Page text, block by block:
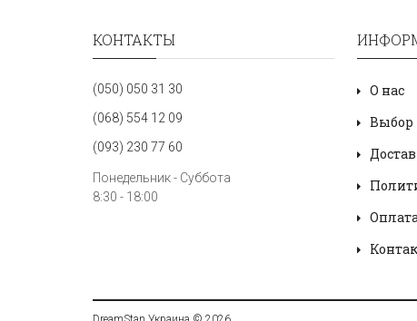
КОНТАКТЫ
(050) 050 31 30
(068) 554 12 09
(093) 230 77 60
Понедельник - Суббота
8:30 - 18:00
О нас
Выбор